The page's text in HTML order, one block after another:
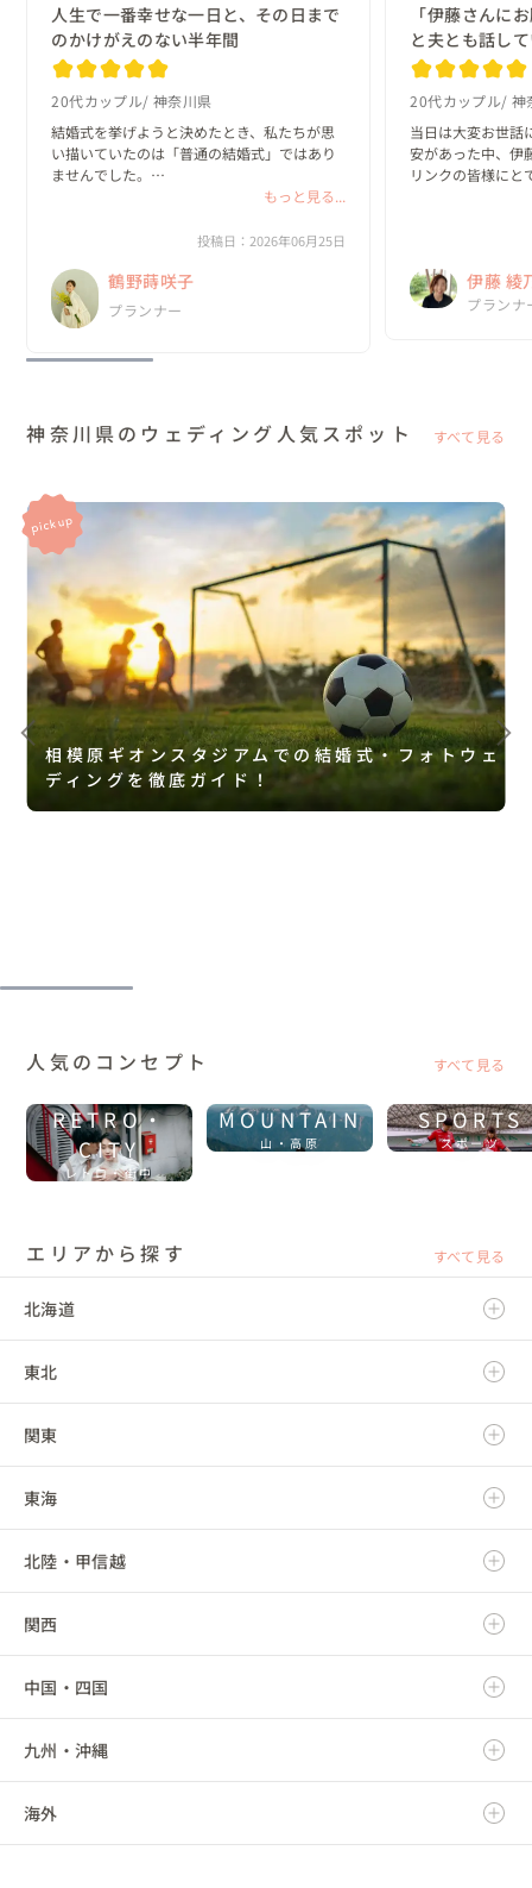
人生で一番幸せな一日と、その日まで
のかけがえのない半年間
20代カップル 神奈川県
結婚式を挙げようと決めたとき、私たちが思
い描いていたのは「普通の結婚式」ではあり
ませんでした。
私たちらしいオリジナルな世界観があるこ
そして、自分たちの想いを一つひとつ形にで
きること。
もっと見る...
投稿日：2026年06月25日
鶴野蒔咲子
プランナー
「伊藤さんに
と夫とも話し
20代カップル 神
当日は大変お世話
安があった中、伊
リンクの皆様にと
も話していまし
これから無事に出
伊藤 綾
No.1！
プランナ
神奈川県のウェディング人気スポット すべて見る
相模原ギオンスタジアムでの結婚式・フォトウェ
ディングを徹底ガイド！
人気のコンセプト すべて見る
RETRO・
CITY
レトロ・街中
MOUNTAIN
山・高原
SPORTS
スポーツ
エリアから探す すべて見る
北海道
北海道
東北
青森県
岩手県
宮城県
秋田県
山形県
福島県
関東
茨城県
栃木県
群馬県
埼玉県
千葉県
東京都
東海
岐阜県
静岡県
愛知県
三重県
北陸・甲信越
新潟県
富山県
石川県
福井県
関西
滋賀県
京都府
大阪府
中国・四国
鳥取県
島根県
九州・沖縄
福岡県
海外